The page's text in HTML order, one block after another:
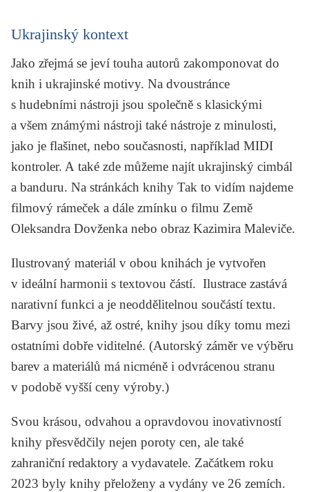
Ukrajinský kontext
Jako zřejmá se jeví touha autorů zakomponovat do
knih i ukrajinské motivy. Na dvoustránce
s hudebními nástroji jsou společně s klasickými
a všem známými nástroji také nástroje z minulosti,
jako je flašinet, nebo současnosti, například MIDI
kontroler. A také zde můžeme najít ukrajinský cimbál
a banduru. Na stránkách knihy Tak to vidím najdeme
filmový rámeček a dále zmínku o filmu Země
Oleksandra Dovženka nebo obraz Kazimira Maleviče.
Ilustrovaný materiál v obou knihách je vytvořen
v ideální harmonii s textovou částí. Ilustrace zastává
narativní funkci a je neoddělitelnou součástí textu.
Barvy jsou živé, až ostré, knihy jsou díky tomu mezi
ostatními dobře viditelné. (Autorský záměr ve výběru
barev a materiálů má nicméně i odvrácenou stranu
v podobě vyšší ceny výroby.)
Svou krásou, odvahou a opravdovou inovativností
knihy přesvědčily nejen poroty cen, ale také
zahraniční redaktory a vydavatele. Začátkem roku
2023 byly knihy přeloženy a vydány ve 26 zemích.